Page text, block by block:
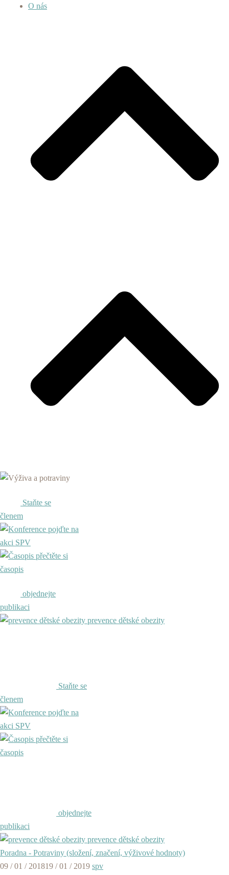
O nás
Staňte se
členem
pojďte na
akci SPV
přečtěte si
časopis
objednejte
publikaci
prevence dětské obezity
Staňte se
členem
pojďte na
akci SPV
přečtěte si
časopis
objednejte
publikaci
prevence dětské obezity
Poradna - Potraviny (složení, značení, výživové hodnoty)
09 / 01 / 201819 / 01 / 2019 spv